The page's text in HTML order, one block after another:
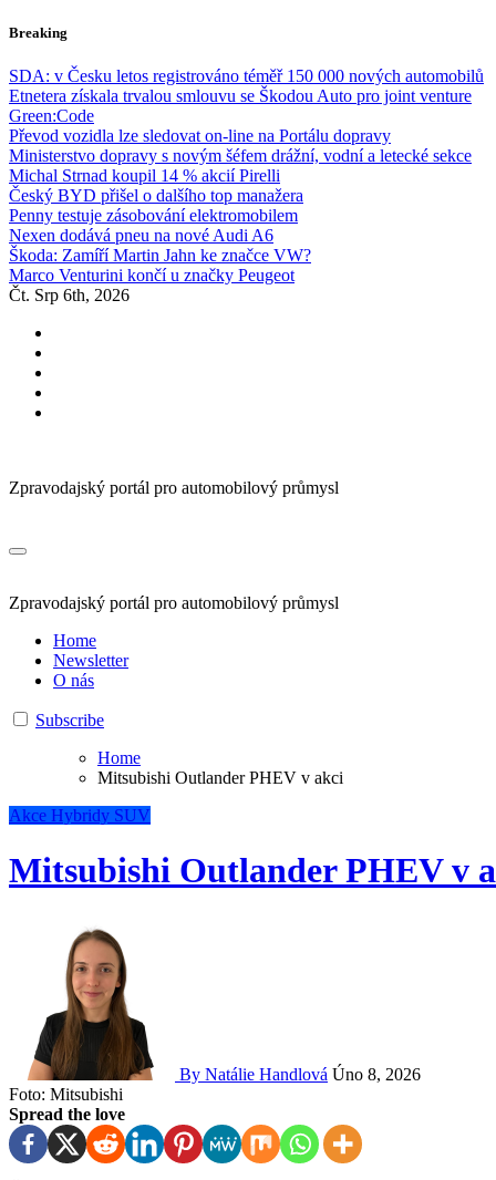
Skip
content
Breaking
SDA: v Česku letos registrováno téměř 150 000 nových automobilů
Etnetera získala trvalou smlouvu se Škodou Auto pro joint venture
Green:Code
Převod vozidla lze sledovat on-line na Portálu dopravy
Ministerstvo dopravy s novým šéfem drážní, vodní a letecké sekce
Michal Strnad koupil 14 % akcií Pirelli
Český BYD přišel o dalšího top manažera
Penny testuje zásobování elektromobilem
Nexen dodává pneu na nové Audi A6
Škoda: Zamíří Martin Jahn ke značce VW?
Marco Venturini končí u značky Peugeot
Čt. Srp 6th, 2026
Zpravodajský portál pro automobilový průmysl
Zpravodajský portál pro automobilový průmysl
Home
Newsletter
O nás
Subscribe
Home
Mitsubishi Outlander PHEV v akci
Akce Hybridy SUV
Mitsubishi Outlander PHEV v
By Natálie Handlová Úno 8, 2026
Foto: Mitsubishi
Spread the love